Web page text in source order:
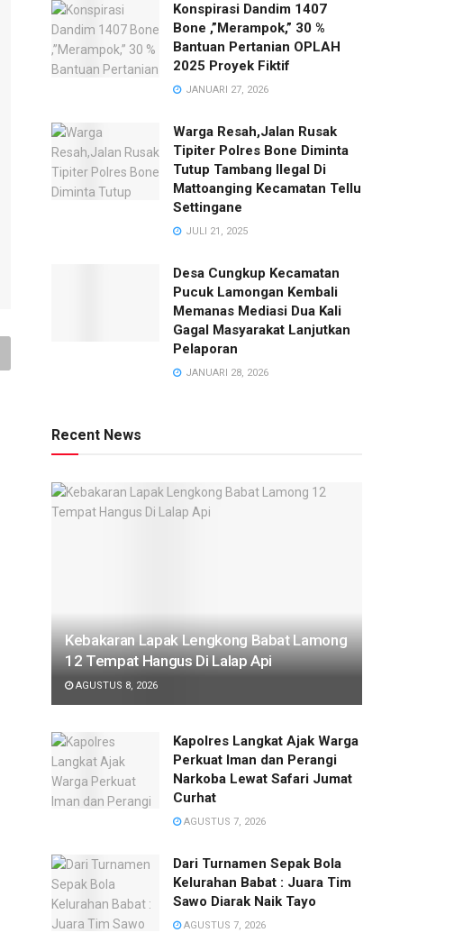
Konspirasi Dandim 1407
Bone ,”Merampok,” 30 %
Bantuan Pertanian OPLAH
2025 Proyek Fiktif
JANUARI 27, 2026
Warga Resah,Jalan Rusak
Tipiter Polres Bone Diminta
Tutup Tambang Ilegal Di
Mattoanging Kecamatan Tellu
Settingane
JULI 21, 2025
Desa Cungkup Kecamatan
Pucuk Lamongan Kembali
Memanas Mediasi Dua Kali
Gagal Masyarakat Lanjutkan
Pelaporan
JANUARI 28, 2026
Recent News
Kebakaran Lapak Lengkong Babat Lamong
12 Tempat Hangus Di Lalap Api
AGUSTUS 8, 2026
Kapolres Langkat Ajak Warga
Perkuat Iman dan Perangi
Narkoba Lewat Safari Jumat
Curhat
AGUSTUS 7, 2026
Dari Turnamen Sepak Bola
Kelurahan Babat : Juara Tim
Sawo Diarak Naik Tayo
AGUSTUS 7, 2026